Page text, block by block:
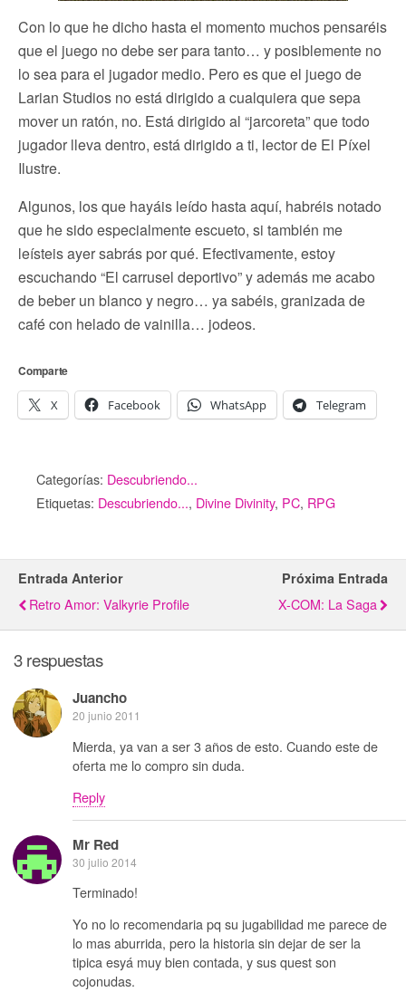
Con lo que he dicho hasta el momento muchos pensaréis
que el juego no debe ser para tanto… y posiblemente no
lo sea para el jugador medio. Pero es que el juego de
Larian Studios no está dirigido a cualquiera que sepa
mover un ratón, no. Está dirigido al “jarcoreta” que todo
jugador lleva dentro, está dirigido a ti, lector de El Píxel
Ilustre.
Algunos, los que hayáis leído hasta aquí, habréis notado
que he sido especialmente escueto, si también me
leísteis ayer sabrás por qué. Efectivamente, estoy
escuchando “El carrusel deportivo” y además me acabo
de beber un blanco y negro… ya sabéis, granizada de
café con helado de vainilla… jodeos.
Comparte
X Facebook WhatsApp Telegram
Categorías: Descubriendo...
Etiquetas: Descubriendo..., Divine Divinity, PC, RPG
Entrada Anterior
Retro Amor: Valkyrie Profile
Próxima Entrada
X-COM: La Saga
3 respuestas
Juancho
20 junio 2011
Mierda, ya van a ser 3 años de esto. Cuando este de
oferta me lo compro sin duda.
Reply
Mr Red
30 julio 2014
Terminado!
Yo no lo recomendaria pq su jugabilidad me parece de
lo mas aburrida, pero la historia sin dejar de ser la
tipica esyá muy bien contada, y sus quest son
cojonudas.